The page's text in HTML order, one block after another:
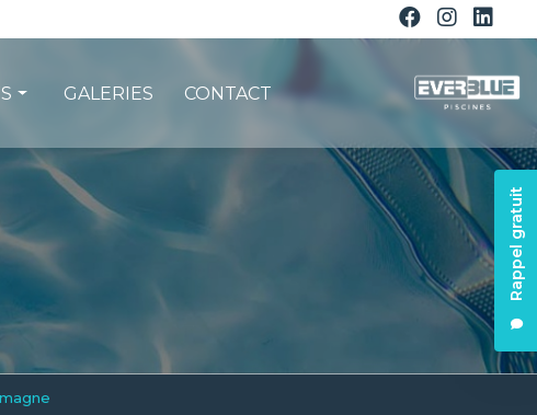
Rappel gratuit
GALERIES CONTACT